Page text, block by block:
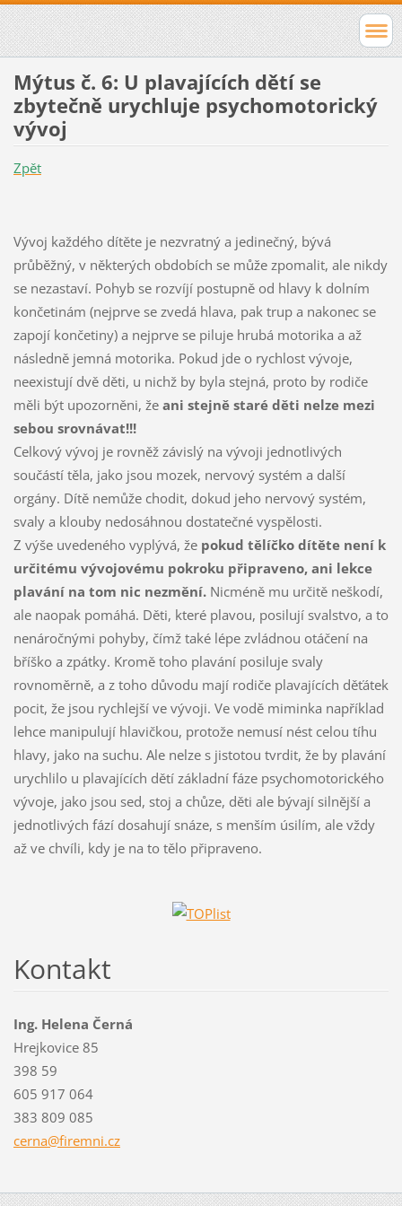
Mýtus č. 6: U plavajících dětí se
zbytečně urychluje psychomotorický
vývoj
Zpět
Vývoj každého dítěte je nezvratný a jedinečný, bývá
průběžný, v některých obdobích se může zpomalit, ale nikdy
se nezastaví. Pohyb se rozvíjí postupně od hlavy k dolním
končetinám (nejprve se zvedá hlava, pak trup a nakonec se
zapojí končetiny) a nejprve se piluje hrubá motorika a až
následně jemná motorika. Pokud jde o rychlost vývoje,
neexistují dvě děti, u nichž by byla stejná, proto by rodiče
měli být upozorněni, žeani stejně staré děti nelze mezi
sebou srovnávat!!!
Celkový vývoj je rovněž závislý na vývoji jednotlivých
součástí těla, jako jsou mozek, nervový systém a další
orgány. Dítě nemůže chodit, dokud jeho nervový systém,
svaly a klouby nedosáhnou dostatečné vyspělosti.
Z výše uvedeného vyplývá, žepokud tělíčko dítěte není k
určitému vývojovému pokroku připraveno, ani lekce
plavání na tom nic nezmění. Nicméně mu určitě neškodí,
ale naopak pomáhá. Děti, které plavou, posilují svalstvo, a to
nenáročnými pohyby, čímž také lépe zvládnou otáčení na
bříško a zpátky. Kromě toho plavání posiluje svaly
rovnoměrně, a z toho důvodu mají rodiče plavajících děťátek
pocit, že jsou rychlejší ve vývoji. Ve vodě miminka například
lehce manipulují hlavičkou, protože nemusí nést celou tíhu
hlavy, jako na suchu. Ale nelze s jistotou tvrdit, že by plavání
urychlilo u plavajících dětí základní fáze psychomotorického
vývoje, jako jsou sed, stoj a chůze, děti ale bývají silnější a
jednotlivých fází dosahují snáze, s menším úsilím, ale vždy
až ve chvíli, kdy je na to tělo připraveno.
Kontakt
Ing. Helena Černá
Hrejkovice 85
398 59
605 917 064
383 809 085
cerna@firemni.cz